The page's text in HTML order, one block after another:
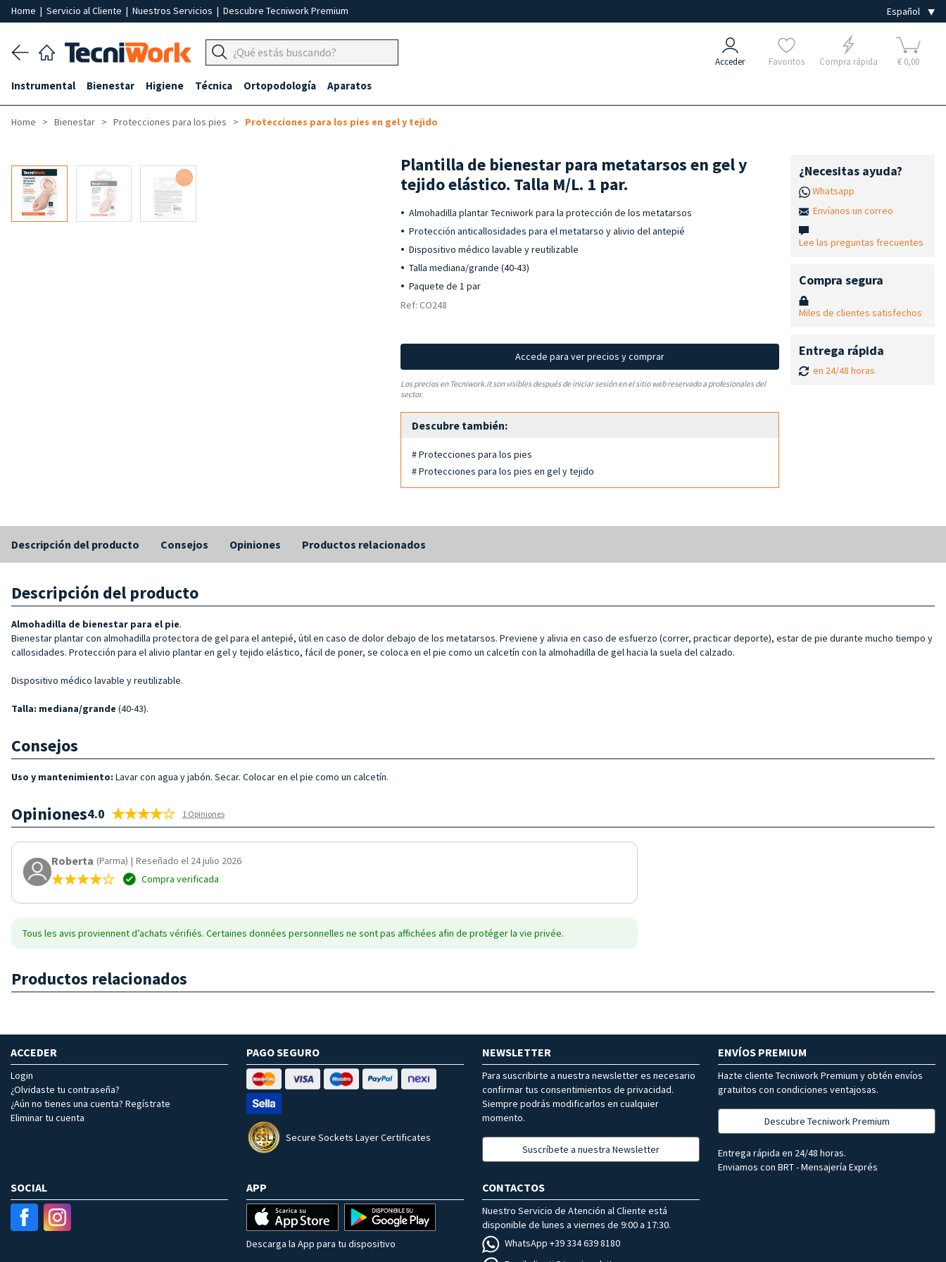
Home | Servicio al Cliente | Nuestros Servicios | Descubre Tecniwork Premium
Acceder Favoritos Compra rápida € 0,00
Instrumental Bienestar Higiene Técnica Ortopodología Aparatos
Home Bienestar Protecciones para los pies Protecciones para los pies en gel y tejido
Plantilla de bienestar para metatarsos en gel y
tejido elástico. Talla M/L. 1 par.
Almohadilla plantar Tecniwork para la protección de los metatarsos
Protección anticallosidades para el metatarso y alivio del antepié
Dispositivo médico lavable y reutilizable
Talla mediana/grande (40-43)
Paquete de 1 par
Ref: CO248
Accede para ver precios y comprar
Los precios en Tecniwork.it son visibles después de iniciar sesión en el sitio web reservado a profesionales del
sector.
Descubre también:
# Protecciones para los pies
# Protecciones para los pies en gel y tejido
¿Necesitas ayuda?
Whatsapp
Envíanos un correo
Lee las preguntas frecuentes
Compra segura
Miles de clientes satisfechos
Entrega rápida
en 24/48 horas
Descripción del producto Consejos Opiniones Productos relacionados
Descripción del producto
Almohadilla de bienestar para el pie.
Bienestar plantar con almohadilla protectora de gel para el antepié, útil en caso de dolor debajo de los metatarsos. Previene y alivia en caso de esfuerzo (correr, practicar deporte), estar de pie durante mucho tiempo y
callosidades. Protección para el alivio plantar en gel y tejido elástico, fácil de poner, se coloca en el pie como un calcetín con la almohadilla de gel hacia la suela del calzado.
Dispositivo médico lavable y reutilizable.
Talla: mediana/grande (40-43).
Consejos
Uso y mantenimiento: Lavar con agua y jabón. Secar. Colocar en el pie como un calcetín.
Opiniones4.0 1 Opiniones
Roberta (Parma) | Reseñado el 24 julio 2026
Compra verificada
Tous les avis proviennent d’achats vérifiés. Certaines données personnelles ne sont pas affichées afin de protéger la vie privée.
Productos relacionados
ACCEDER
Login
¿Olvidaste tu contraseña?
¿Aún no tienes una cuenta? Regístrate
Eliminar tu cuenta
PAGO SEGURO
Secure Sockets Layer Certificates
NEWSLETTER
Para suscribirte a nuestra newsletter es necesario
confirmar tus consentimientos de privacidad.
Siempre podrás modificarlos en cualquier
momento.
Suscríbete a nuestra Newsletter
ENVÍOS PREMIUM
Hazte cliente Tecniwork Premium y obtén envíos
gratuitos con condiciones ventajosas.
Descubre Tecniwork Premium
Entrega rápida en 24/48 horas.
Enviamos con BRT - Mensajería Exprés
SOCIAL APP
Descarga la App para tu dispositivo
CONTACTOS
Nuestro Servicio de Atención al Cliente está
disponible de lunes a viernes de 9:00 a 17:30.
WhatsApp +39 334 639 8180